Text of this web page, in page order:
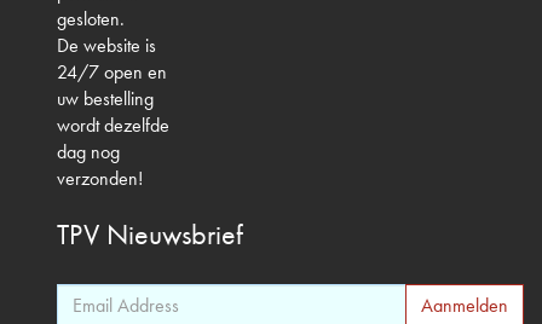
gesloten.
De website is
24/7 open en
uw bestelling
wordt dezelfde
dag nog
verzonden!
TPV Nieuwsbrief